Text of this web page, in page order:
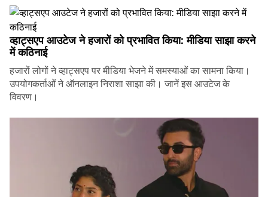
व्हाट्सएप आउटेज ने हजारों को प्रभावित किया: मीडिया साझा करने
में कठिनाई
हजारों लोगों ने व्हाट्सएप पर मीडिया भेजने में समस्याओं का सामना किया।
उपयोगकर्ताओं ने ऑनलाइन निराशा साझा की। जानें इस आउटेज के
विवरण।